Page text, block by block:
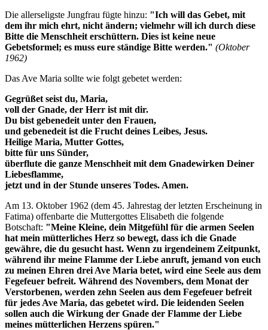
Die allerseligste Jungfrau fügte hinzu: "Ich will das Gebet, mit
dem ihr mich ehrt, nicht ändern; vielmehr will ich durch diese
Bitte die Menschheit erschüttern. Dies ist keine neue
Gebetsformel; es muss eure ständige Bitte werden." (Oktober
1962)
Das Ave Maria sollte wie folgt gebetet werden:
Gegrüßet seist du, Maria,
voll der Gnade, der Herr ist mit dir.
Du bist gebenedeit unter den Frauen,
und gebenedeit ist die Frucht deines Leibes, Jesus.
Heilige Maria, Mutter Gottes,
bitte für uns Sünder,
überflute die ganze Menschheit mit dem Gnadewirken Deiner
Liebesflamme,
jetzt und in der Stunde unseres Todes. Amen.
Am 13. Oktober 1962 (dem 45. Jahrestag der letzten Erscheinung in
Fatima) offenbarte die Muttergottes Elisabeth die folgende
Botschaft: "Meine Kleine, dein Mitgefühl für die armen Seelen
hat mein mütterliches Herz so bewegt, dass ich die Gnade
gewähre, die du gesucht hast. Wenn zu irgendeinem Zeitpunkt,
während ihr meine Flamme der Liebe anruft, jemand von euch
zu meinen Ehren drei Ave Maria betet, wird eine Seele aus dem
Fegefeuer befreit. Während des Novembers, dem Monat der
Verstorbenen, werden zehn Seelen aus dem Fegefeuer befreit
für jedes Ave Maria, das gebetet wird. Die leidenden Seelen
sollen auch die Wirkung der Gnade der Flamme der Liebe
meines mütterlichen Herzens spüren."